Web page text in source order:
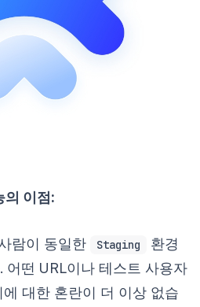
이점:
람이 동일한 Staging
환경
어떤 URL이나 테스트 사용자
대한 혼란이 더 이상 없습